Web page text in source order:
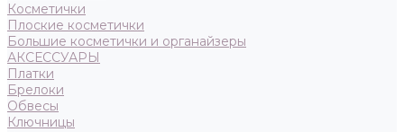
Косметички
Плоские косметички
Большие косметички и органайзеры
АКСЕССУАРЫ
Платки
Брелоки
Обвесы
Ключницы